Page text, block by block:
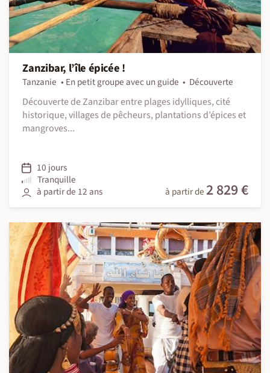
Zanzibar, l’île épicée !
Tanzanie En petit groupe avec un guide
Découverte
Découverte de Zanzibar entre plages idylliques, cité
historique, villages de pêcheurs, plantations d’épices et
mangroves...
10 jours
Tranquille
à partir de 12 ans
à partir de 2 829 €